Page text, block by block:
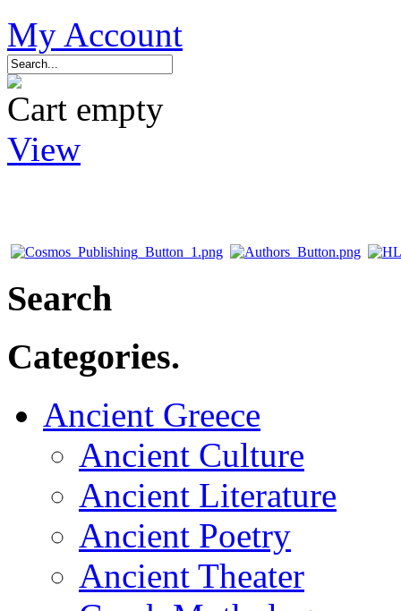
My Account
Cart empty
View
Search
Categories.
Ancient Greece
Ancient Culture
Ancient Literature
Ancient Poetry
Ancient Theater